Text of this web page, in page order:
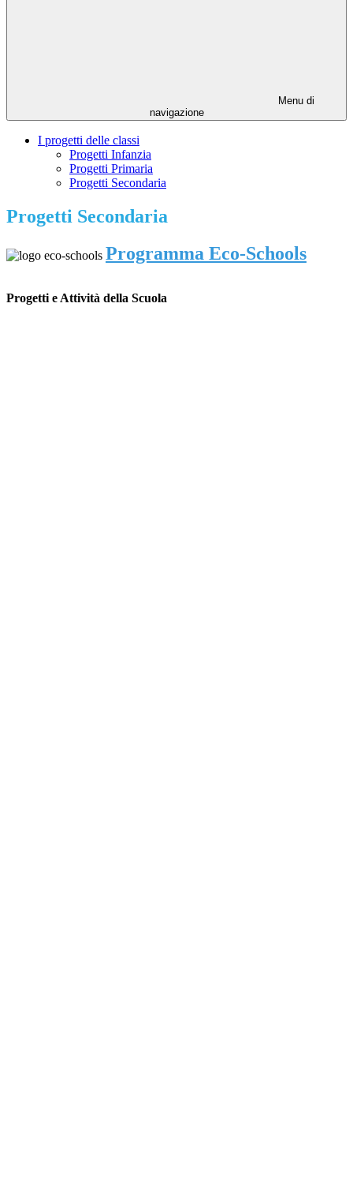
Menu di
navigazione
I progetti delle classi
Progetti Infanzia
Progetti Primaria
Progetti Secondaria
Progetti Secondaria
Programma Eco-Schools
Progetti e Attività della Scuola